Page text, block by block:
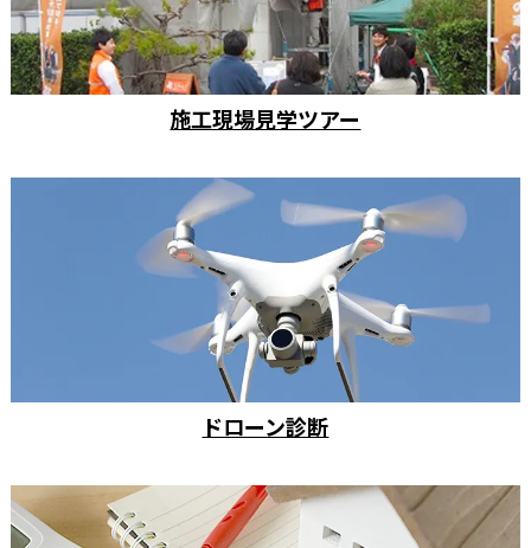
施工現場見学ツアー
ドローン診断